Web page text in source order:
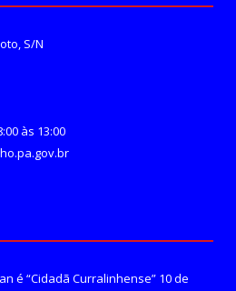
S/N
às 13:00
é “Cidadã Curralinhense” 10 de